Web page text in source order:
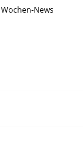
Wochen-News